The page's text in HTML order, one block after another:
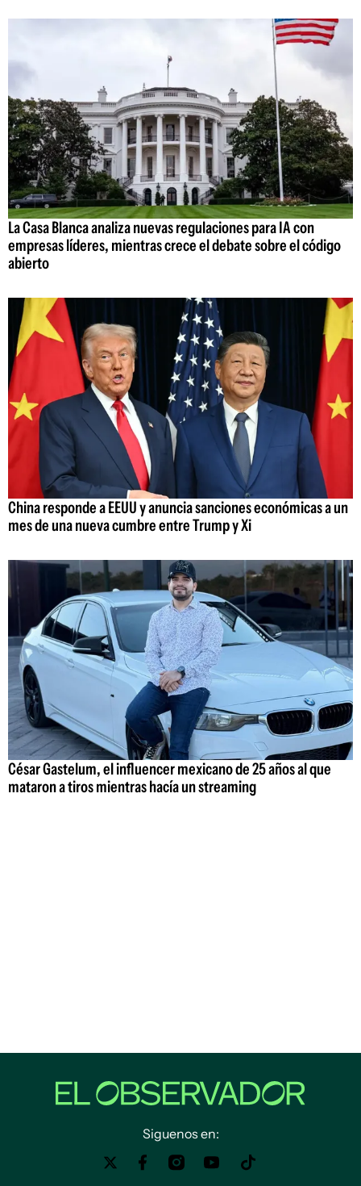
La Casa Blanca analiza nuevas regulaciones para IA con
empresas líderes, mientras crece el debate sobre el código
abierto
China responde a EEUU y anuncia sanciones económicas a un
mes de una nueva cumbre entre Trump y Xi
César Gastelum, el influencer mexicano de 25 años al que
mataron a tiros mientras hacía un streaming
Siguenos en: